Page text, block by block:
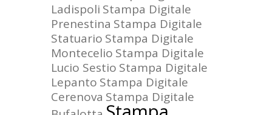
Ladispoli Stampa Digitale
Prenestina Stampa Digitale
Statuario Stampa Digitale
Montecelio Stampa Digitale
Lucio Sestio Stampa Digitale
Lepanto Stampa Digitale
Cerenova Stampa Digitale